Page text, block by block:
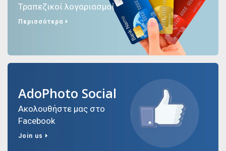
Τραπεζικοί λογαριασμοί
Περισσότερα
AdoPhoto Social
Ακολουθήστε μας στο
Facebook
Join us